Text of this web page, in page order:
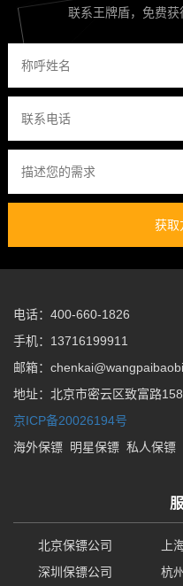
联系王牌盾，免费
获取
电话：400-660-1826
手机：13716199911
邮箱：
地址：北京市密云区致富路
京ICP备20026194号
海外保镖
明星保镖 私人保镖
北京保镖公司 上
深圳保镖公司
杭